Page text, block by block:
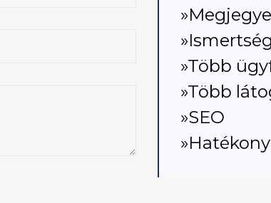
»Ismertség
»Több
»Több
»SEO